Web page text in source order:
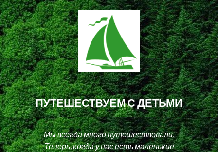
ПУТЕШЕСТВУЕМ С ДЕТЬМИ
Мы всегда много путешествовали.
Теперь, когда у нас есть маленькие